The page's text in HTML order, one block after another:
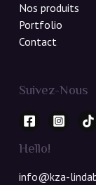
Nos produits
Portfolio
Contact
Suivez-Nous
Hello!
info@kza-